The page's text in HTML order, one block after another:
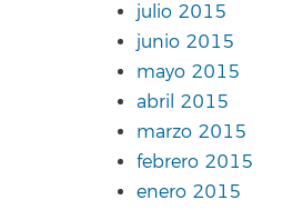
julio 2015
junio 2015
mayo 2015
abril 2015
marzo 2015
febrero 2015
enero 2015